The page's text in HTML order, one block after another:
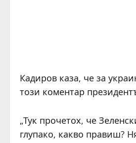
Кадиров каза, че за
този коментар
„Тук прочетох, че
глупако, какво правиш?